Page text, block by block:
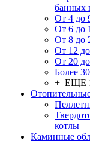
банных
От 4 до
От 6 до
От 8 до
От 12
От 20
Более
+ ЕЩЕ
котлы
Каминные